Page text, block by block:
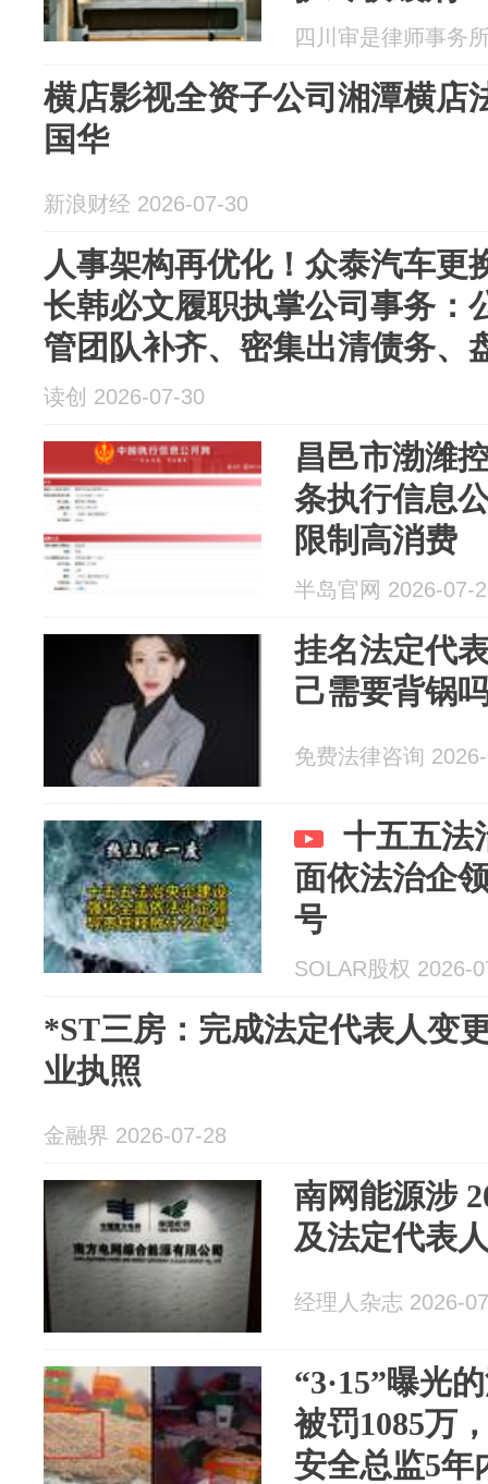
四川审是律师事务
横店影视全资子公司湘潭横店
国华
新浪财经 2026-07-30
人事架构再优化！众泰汽车更
长韩必文履职执掌公司事务：
管团队补齐、密集出清债务、
读创 2026-07-30
昌邑市渤潍
条执行信息
限制高消费
半岛官网 2026-07-
挂名法定代
己需要背锅
免费法律咨询
十五五法
面依法治企
号
SOLAR股权 2026-
*ST三房：完成法定代表人变
业执照
金融界 2026-07-28
南网能源涉
及法定代表
经理人杂志 2026-
“3·15”曝光
被罚1085万
安全总监5年